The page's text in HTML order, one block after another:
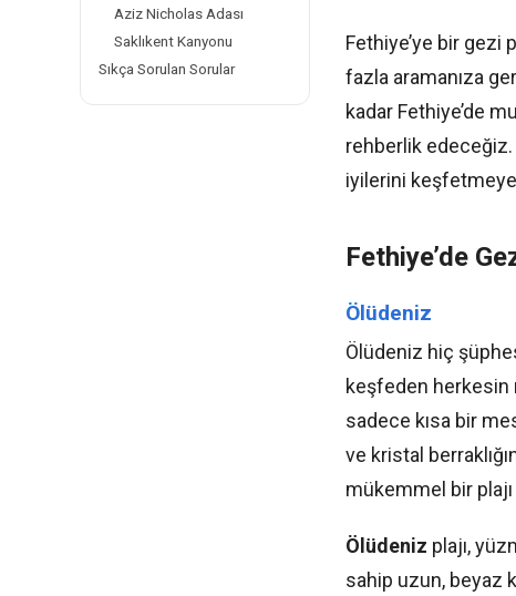
Aziz Nicholas Adası
Saklıkent Kanyonu
Sıkça Sorulan Sorular
Fethiye’ye bir gezi
fazla aramanıza
kadar Fethiye’de
rehberlik edeceğiz.
iyilerini
Fethiye’de
Ölüdeniz
Ölüdeniz hiç
keşfeden herkesin
sadece kısa bir
ve kristal
mükemmel bir plajı
Ölüdeniz plajı,
sahip uzun, beyaz